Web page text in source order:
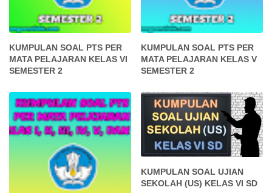
KUMPULAN SOAL PTS PER
MATA PELAJARAN KELAS VI
SEMESTER 2
KUMPULAN SOAL PTS PER
MATA PELAJARAN KELAS V
SEMESTER 2
KUMPULAN SOAL UJIAN
SEKOLAH (US) KELAS VI SD